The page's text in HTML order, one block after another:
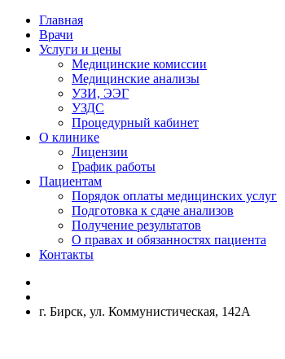
Главная
Врачи
Услуги и цены
Медицинские комиссии
Медицинские анализы
УЗИ, ЭЭГ
УЗДС
Процедурный кабинет
О клинике
Лицензии
График работы
Пациентам
Порядок оплаты медицинских услуг
Подготовка к сдаче анализов
Получение результатов
О правах и обязанностях пациента
Контакты
г. Бирск, ул. Коммунистическая, 142А